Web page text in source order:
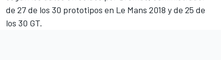
de 27 de los 30 prototipos en Le Mans 2018 y de 25 de
los 30 GT.